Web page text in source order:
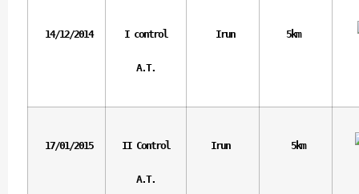
14/12/2014 I control
A.T.
Irun 5km
17/01/2015 II Control
A.T.
Irun 5km